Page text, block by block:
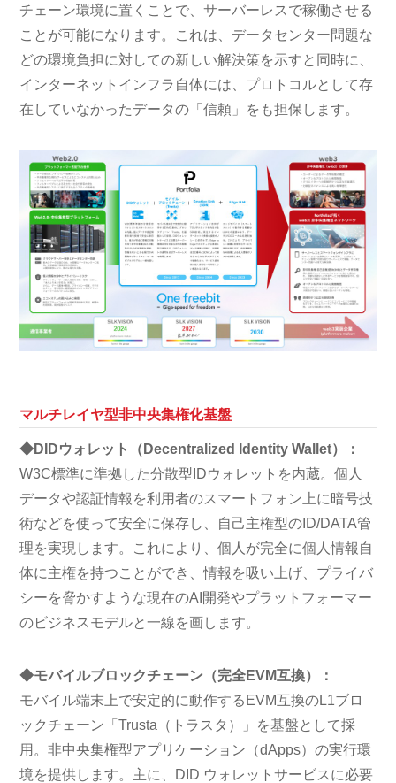
チェーン環境に置くことで、サーバーレスで稼働させる
ことが可能になります。これは、データセンター問題な
どの環境負担に対しての新しい解決策を示すと同時に、
インターネットインフラ自体には、プロトコルとして存
在していなかったデータの「信頼」をも担保します。
マルチレイヤ型非中央集権化基盤
◆DIDウォレット（Decentralized Identity Wallet）：
W3C標準に準拠した分散型IDウォレットを内蔵。個人
データや認証情報を利用者のスマートフォン上に暗号技
術などを使って安全に保存し、自己主権型のID/DATA管
理を実現します。これにより、個人が完全に個人情報自
体に主権を持つことができ、情報を吸い上げ、プライバ
シーを脅かすような現在のAI開発やプラットフォーマー
のビジネスモデルと一線を画します。
◆モバイルブロックチェーン（完全EVM互換）：
モバイル端末上で安定的に動作するEVM互換のL1ブロ
ックチェーン「Trusta（トラスタ）」を基盤として採
用。非中央集権型アプリケーション（dApps）の実行環
境を提供します。主に、DID ウォレットサービスに必要